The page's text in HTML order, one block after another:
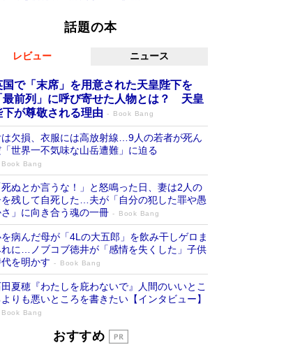
話題の本
レビュー ニュース
国で「末席」を用意された天皇陛下を
最前列」に呼び寄せた人物とは？ 天皇
下が尊敬される理由
Book Bang
欠損、衣服には高放射線…9人の若者が死ん
「世界一不気味な山岳遭難」に迫る
Book Bang
死ぬとか言うな！」と怒鳴った日、妻は2人の
残して自死した…夫が「自分の犯した罪や愚
」に向き合う魂の一冊
Book Bang
病んだ母が「4Lの大五郎」を飲み干しゲロま
に…ノブコブ徳井が「感情を失くした」子供
を明かす
Book Bang
夏穂『わたしを庇わないで』人間のいいとこ
よりも悪いところを書きたい【インタビュー】
Book Bang
叱って伸びるやつは、褒めたらもっと伸
おすすめ